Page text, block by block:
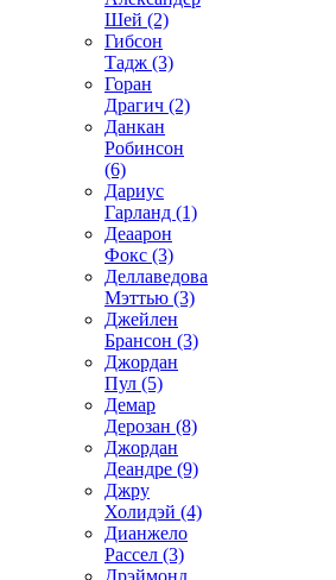
Шей (2)
Гибсон
Тадж (3)
Горан
Драгич (2)
Данкан
Робинсон
(6)
Дариус
Гарланд (1)
Деаарон
Фокс (3)
Деллаведова
Мэттью (3)
Джейлен
Брансон (3)
Джордан
Пул (5)
Демар
Дерозан (8)
Джордан
Деандре (9)
Джру
Холидэй (4)
Дианжело
Рассел (3)
Дрэймонд